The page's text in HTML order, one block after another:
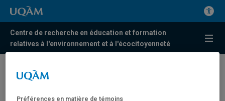
Centre de recherche en éducation et formation
relatives à l'environnement et à l'écocitoyenneté
Félicitations ! Laurence
Guillaumie, chercheuse
Préférences en matière de témoins